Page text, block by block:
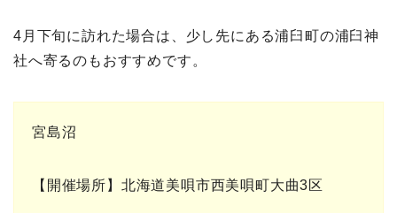
4月下旬に訪れた場合は、少し先にある浦臼町の浦臼神
社へ寄るのもおすすめです。
宮島沼
【開催場所】北海道美唄市西美唄町大曲3区